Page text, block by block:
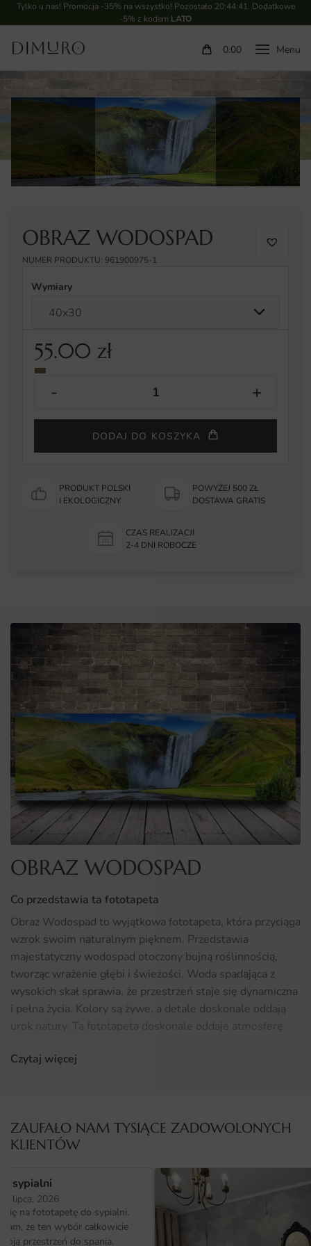
Tylko u nas! Promocja -35% na wszystko! Pozostało 20:44:40. Dodatkowe
-5% z kodem LATO
0.00
OBRAZ WODOSPAD
NUMER PRODUKTU: 961900975-1
Wymiary
55.00 zł
DODAJ DO KOSZYKA
PRODUKT POLSKI
I EKOLOGICZNY
POWYŻEJ 500 ZŁ
DOSTAWA GRATIS
CZAS REALIZACJI
2-4 DNI ROBOCZE
OBRAZ WODOSPAD
Co przedstawia ta fototapeta
Obraz Wodospad to wyjątkowa fototapeta, która przyciąga
wzrok swoim naturalnym pięknem. Przedstawia
majestatyczny wodospad otoczony bujną roślinnością,
tworząc wrażenie głębi i świeżości. Woda spadająca z
wysokich skał sprawia, że przestrzeń staje się dynamiczna
i pełna życia. Kolory są żywe, a detale doskonale oddają
urok natury. Ta fototapeta doskonale oddaje atmosferę
pragnących wprowadzić do swojego wnętrza elementy
Fototapeta Obraz Wodospad doskonale sprawdzi się w
różnych pomieszczeniach. Może być świetnym
dopełnieniem salonu, sypialni czy biura, wprowadzając do
nich relaksującą atmosferę. Idealnie nadaje się także do
miejsc, gdzie chcemy stworzyć strefę wypoczynku, jak na
przykład w domowej strefie wellness czy łazience. Dzięki
swojej uniwersalności, ta fototapeta z pewnością
Czytaj więcej
ZAUFAŁO NAM TYSIĄCE ZADOWOLONYCH
KLIENTÓW
sypialni
lipca, 2026
się na fototapetę do sypialni.
że ten wybór całkowicie
przestrzeń do spania.